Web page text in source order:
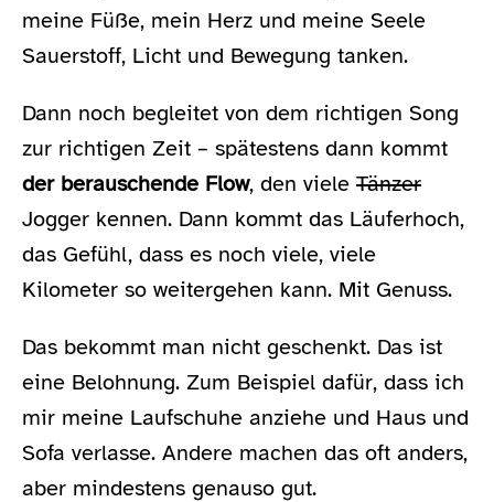
meine Füße, mein Herz und meine Seele
Sauerstoff, Licht und Bewegung tanken.
Dann noch begleitet von dem richtigen Song
zur richtigen Zeit – spätestens dann kommt
der berauschende Flow, den viele Tänzer
Jogger kennen. Dann kommt das Läuferhoch,
das Gefühl, dass es noch viele, viele
Kilometer so weitergehen kann. Mit Genuss.
Das bekommt man nicht geschenkt. Das ist
eine Belohnung. Zum Beispiel dafür, dass ich
mir meine Laufschuhe anziehe und Haus und
Sofa verlasse. Andere machen das oft anders,
aber mindestens genauso gut.